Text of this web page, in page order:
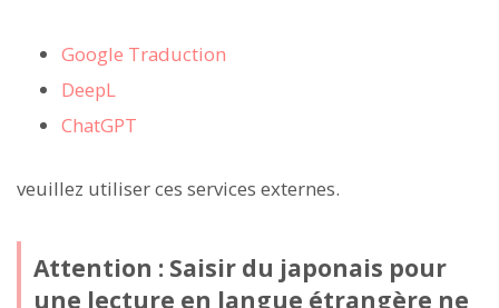
Google Traduction
DeepL
ChatGPT
veuillez utiliser ces services externes.
Attention : Saisir du japonais pour
une lecture en langue étrangère ne